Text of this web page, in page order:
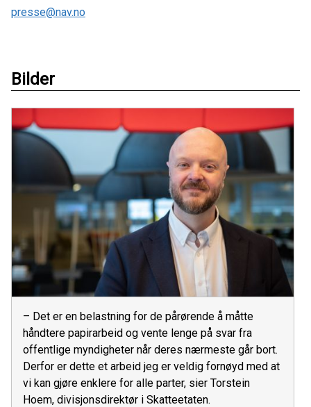
presse@nav.no
Bilder
– Det er en belastning for de pårørende å måtte
håndtere papirarbeid og vente lenge på svar fra
offentlige myndigheter når deres nærmeste går bort.
Derfor er dette et arbeid jeg er veldig fornøyd med at
vi kan gjøre enklere for alle parter, sier Torstein
Hoem, divisjonsdirektør i Skatteetaten.